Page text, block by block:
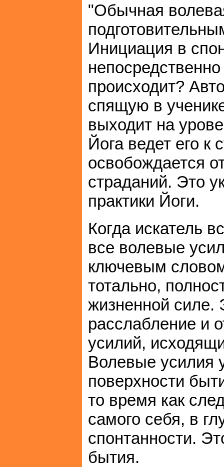
"Обычная
Инициация в
непосредственно
происходит?
спящую в
выходит на
Йога ведет его к
освобождается
страданий. Это
практики Йоги.
Когда искатель
все волевые
ключевым
тотально,
жизненной силе.
расслабление и
усилий,
Волевые усилия
поверхности
то время как
самого себя, в
спонтанности.
бытия.